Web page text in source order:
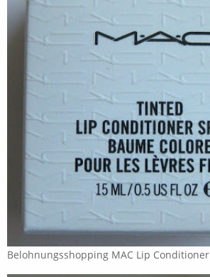
Belohnungsshopping MAC Lip Conditioner